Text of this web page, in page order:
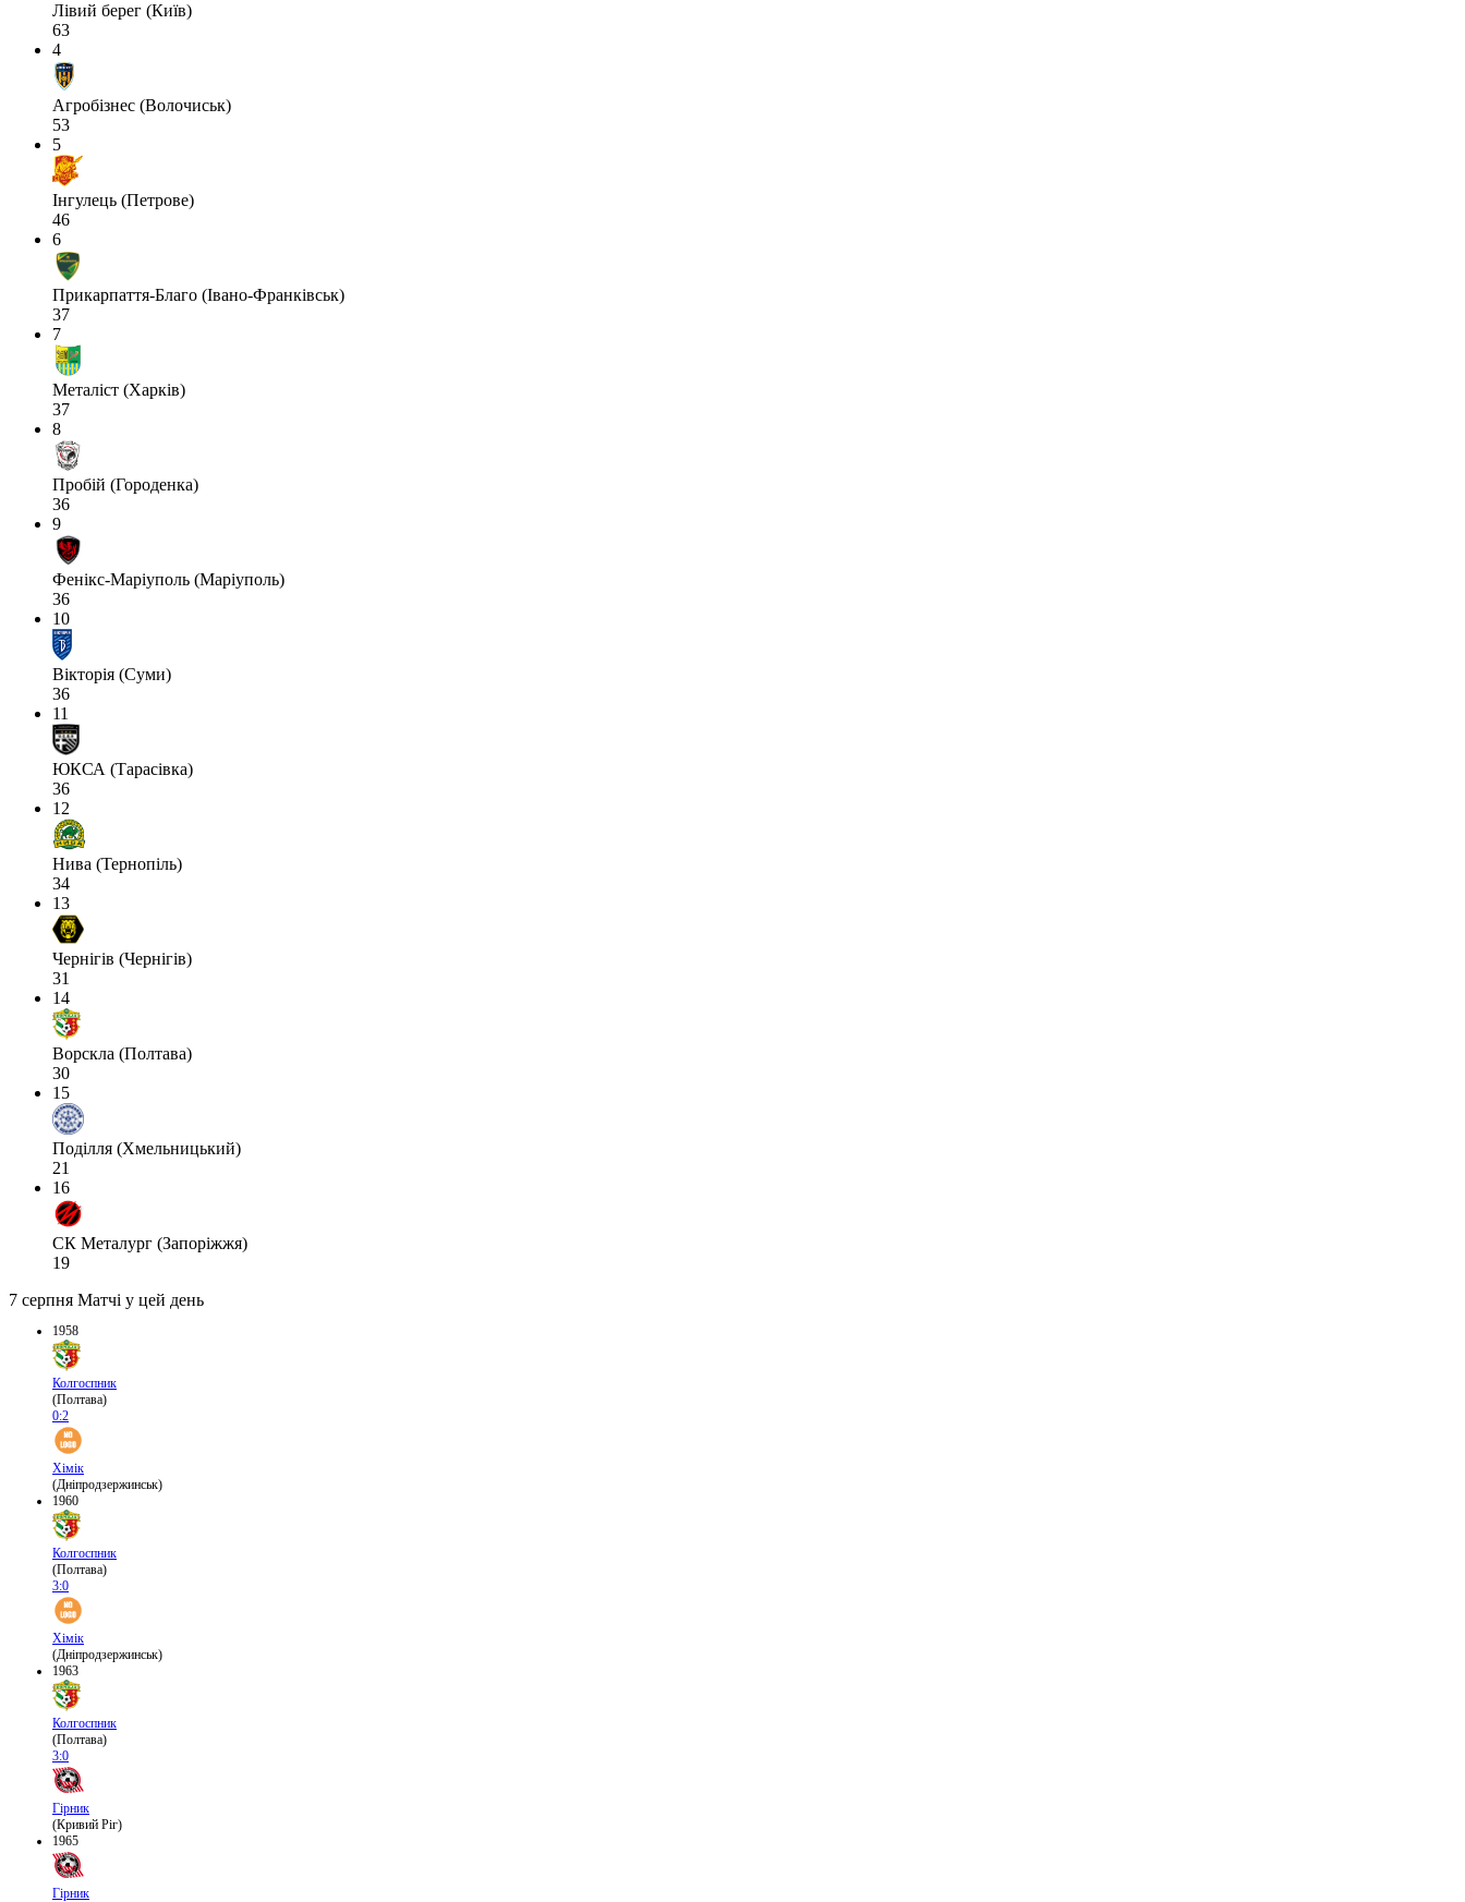
Лівий берег (Київ)
63
4
Агробізнес (Волочиськ)
53
5
Інгулець (Петрове)
46
6
Прикарпаття-Благо (Івано-Франківськ)
37
7
Металіст (Харків)
37
8
Пробій (Городенка)
36
9
Фенікс-Маріуполь (Маріуполь)
36
10
Вікторія (Суми)
36
11
ЮКСА (Тарасівка)
36
12
Нива (Тернопіль)
34
13
Чернігів (Чернігів)
31
14
Ворскла (Полтава)
30
15
Поділля (Хмельницький)
21
16
СК Металург (Запоріжжя)
19
7 серпня Матчі у цей день
1958
Колгоспник
(Полтава)
0:2
Хімік
(Дніпродзержинськ)
1960
Колгоспник
(Полтава)
3:0
Хімік
(Дніпродзержинськ)
1963
Колгоспник
(Полтава)
3:0
Гірник
(Кривий Ріг)
1965
Гірник